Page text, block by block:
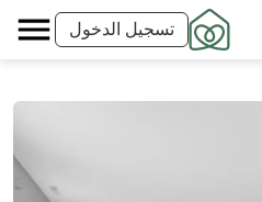
تسجيل الدخول